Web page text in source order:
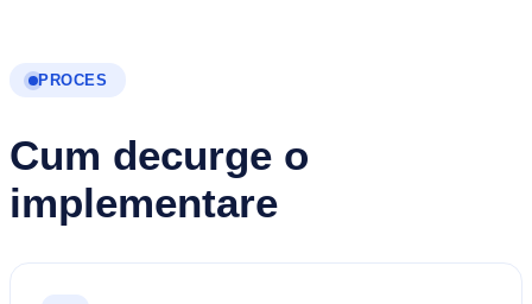
PROCES
Cum decurge o
implementare